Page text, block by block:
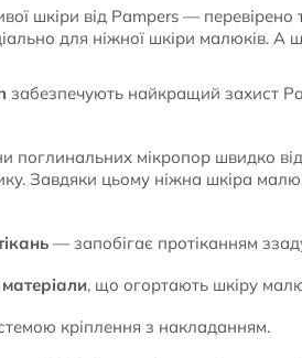
шкіри від Pampers —
для ніжної шкіри малюків. А
забезпечують найкращий захист
поглинальних мікропор швидко
Завдяки цьому ніжна шкіра
— запобігає протіканням
, що огортають шкіру
кріплення з накладанням.